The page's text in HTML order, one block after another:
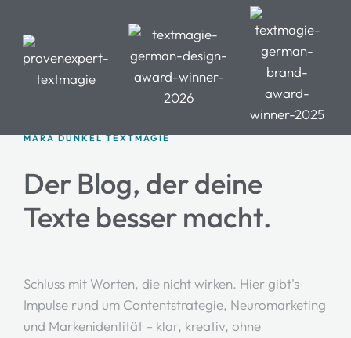
HOME
ANGEBOTE
KONTAKT
MARA DÜNKEL TEXTMAGIE
Der Blog, der deine
Texte besser macht.
Schluss mit Worten, die nicht wirken. Hier gibt's
Impulse rund um Contentstrategie, Neuromarketing
und Markenidentität – klar, kreativ, ohne